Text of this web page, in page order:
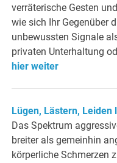
verräterische Gesten
wie sich Ihr Gegenüber
unbewussten Signale
privaten Unterhaltung
hier weiter
Lügen, Lästern, Leiden
Das Spektrum
breiter als gemeinhin
körperliche Schmerzen